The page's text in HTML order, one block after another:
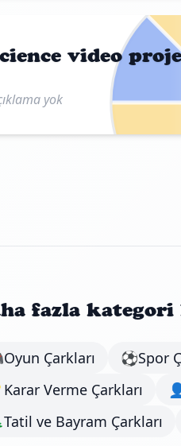
video
yok
fazla
Oyun Çarkları ⚽Spor
Karar Verme Çarkları
Tatil ve Bayram Çarkları